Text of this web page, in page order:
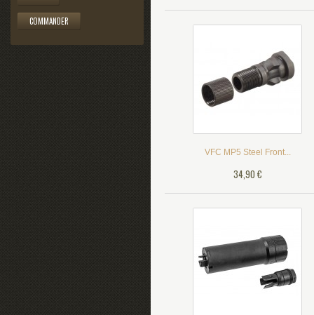
COMMANDER
VFC MP5 Steel Front...
34,90 €